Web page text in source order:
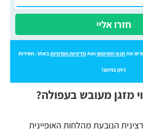
חזרו אליי
אתתנאי השימושואתמדיניות הפרטיותבאתר. השירות
ניתן בחינם!
מזגן מעובש בעפולה?
הנובעת מהלחות האופיינית